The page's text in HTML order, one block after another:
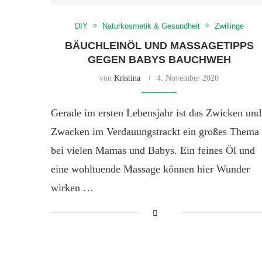
DIY Naturkosmetik & Gesundheit Zwillinge
BÄUCHLEINÖL UND MASSAGETIPPS
GEGEN BABYS BAUCHWEH
von Kristina 4. November 2020
Gerade im ersten Lebensjahr ist das Zwicken und
Zwacken im Verdauungstrackt ein großes Thema
bei vielen Mamas und Babys. Ein feines Öl und
eine wohltuende Massage können hier Wunder
wirken …